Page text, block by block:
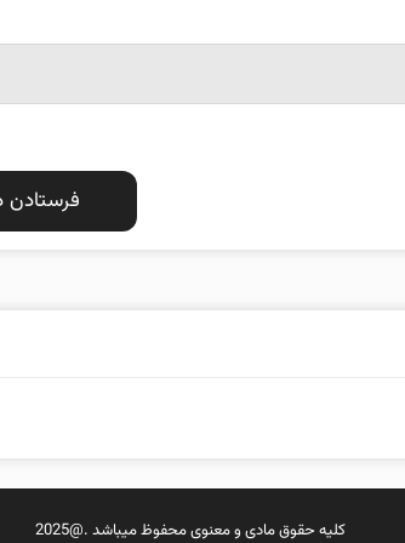
کلیه حقوق مادی و معنوی محفوظ میباشد .@2025